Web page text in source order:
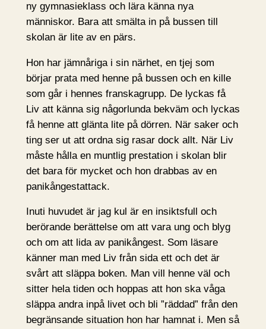
ny gymnasieklass och lära känna nya
människor. Bara att smälta in på bussen till
skolan är lite av en pärs.
Hon har jämnåriga i sin närhet, en tjej som
börjar prata med henne på bussen och en kille
som går i hennes franskagrupp. De lyckas få
Liv att känna sig någorlunda bekväm och lyckas
få henne att glänta lite på dörren. När saker och
ting ser ut att ordna sig rasar dock allt. När Liv
måste hålla en muntlig prestation i skolan blir
det bara för mycket och hon drabbas av en
panikångestattack.
Inuti huvudet är jag kul är en insiktsfull och
berörande berättelse om att vara ung och blyg
och om att lida av panikångest. Som läsare
känner man med Liv från sida ett och det är
svårt att släppa boken. Man vill henne väl och
sitter hela tiden och hoppas att hon ska våga
släppa andra inpå livet och bli ”räddad” från den
begränsande situation hon har hamnat i. Men så